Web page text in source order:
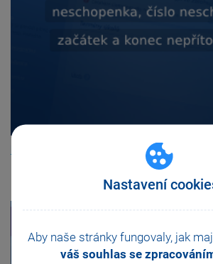
Nastavení
Aby naše stránky fungovaly, jak
váš souhlas se
Kde v programu POHODA zadat číslo